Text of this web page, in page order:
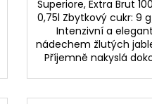
Superiore, Extra Brut
0,75l Zbytkový cukr: 9
Intenzivní a
nádechem žlutých
Příjemně nakyslá